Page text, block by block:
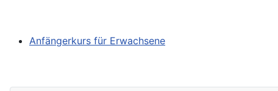
Anfängerkurs für Erwachsene